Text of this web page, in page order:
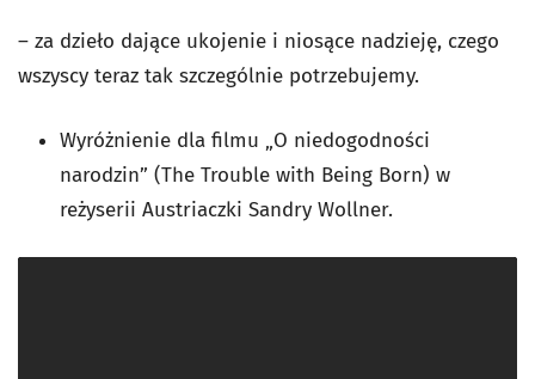
– za dzieło dające ukojenie i niosące nadzieję, czego
wszyscy teraz tak szczególnie potrzebujemy.
Wyróżnienie dla filmu „O niedogodności
narodzin” (The Trouble with Being Born) w
reżyserii Austriaczki Sandry Wollner.